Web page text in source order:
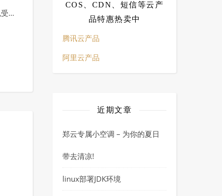
受…
COS、CDN、短信等云产
品特惠热卖中
腾讯云产品
阿里云产品
近期文章
郑云专属小空调 – 为你的夏日
带去清凉!
linux部署JDK环境